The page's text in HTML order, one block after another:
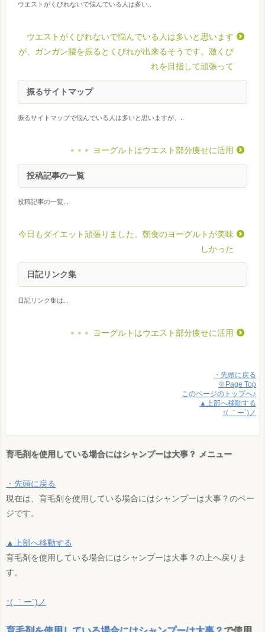
ウエストがくびれないで悩んでいる人は多い..
ウエストがくびれないで悩んでいる人は多いと思います
が、ガンガン腰を振るとくびれが出来るそうです。激くび
れを目指して頑張って
振るサイトマップ
振るサイトマップで悩んでいる人は多いと思いますが、..
ヨーグルトはウエスト部分痩せに活用
投稿記事の一覧
投稿記事の一覧...
今日もダイエット頑張りました。朝食のヨーグルトが美味
しかった
日記リンク集
日記リンク集は...
ヨーグルトはウエスト部分痩せに活用
・先頭に戻る
※Page Top
このページのトップへ♪
▲上部へ移動する
↑( ｀ー´)ノ
育毛剤を使用している場合にはシャンプーは大事？ メニュー
・先頭に戻る
現在は、育毛剤を使用している場合にはシャンプーは大事？のペー
ジです。
▲上部へ移動する
育毛剤を使用している場合にはシャンプーは大事？の上へ戻りま
す。
↑( ｀ー´)ノ